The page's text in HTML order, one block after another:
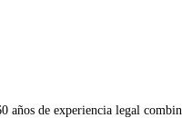
años de experiencia legal